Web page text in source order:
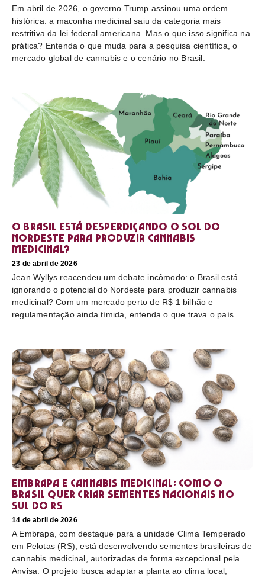
Em abril de 2026, o governo Trump assinou uma ordem
histórica: a maconha medicinal saiu da categoria mais
restritiva da lei federal americana. Mas o que isso significa na
prática? Entenda o que muda para a pesquisa científica, o
mercado global de cannabis e o cenário no Brasil.
O Brasil está desperdiçando o sol do
nordeste para produzir cannabis
medicinal?
23 de abril de 2026
Jean Wyllys reacendeu um debate incômodo: o Brasil está
ignorando o potencial do Nordeste para produzir cannabis
medicinal? Com um mercado perto de R$ 1 bilhão e
regulamentação ainda tímida, entenda o que trava o país.
Embrapa e cannabis medicinal: como o
Brasil quer criar sementes nacionais no
sul do RS
14 de abril de 2026
A Embrapa, com destaque para a unidade Clima Temperado
em Pelotas (RS), está desenvolvendo sementes brasileiras de
cannabis medicinal, autorizadas de forma excepcional pela
Anvisa. O projeto busca adaptar a planta ao clima local,